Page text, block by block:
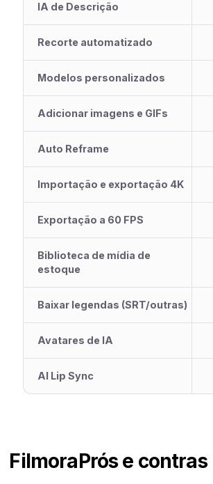
IA de Descrição
Recorte automatizado
Modelos personalizados
Adicionar imagens e GIFs
Auto Reframe
Importação e exportação 4K
Exportação a 60 FPS
Biblioteca de mídia de
estoque
Baixar legendas (SRT/outras)
Avatares de IA
AI Lip Sync
FilmoraPrós e contras